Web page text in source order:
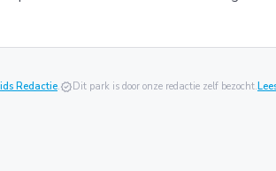
Redactie.verifiedDit park is door onze redactie zelf bezocht.